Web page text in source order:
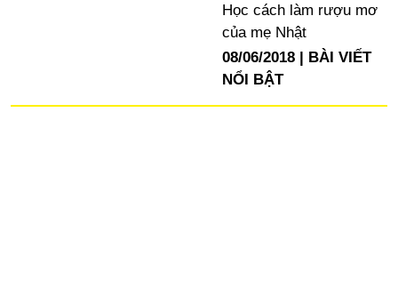
Học cách làm rượu mơ
của mẹ Nhật
08/06/2018
BÀI VIẾT
NỔI BẬT